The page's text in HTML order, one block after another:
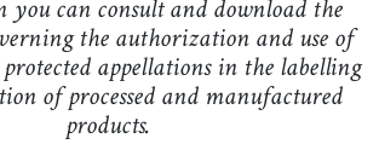
you can consult and download the
the authorization and use of
appellations in the labelling
of processed and manufactured
products.